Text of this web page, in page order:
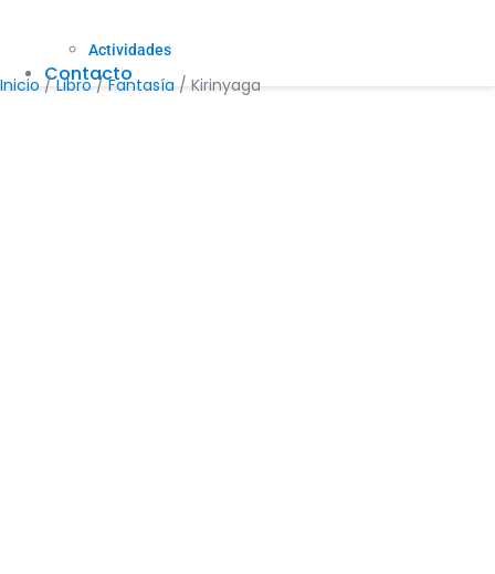
Actividades
Contacto
Inicio /Libro/Fantasía / Kirinyaga